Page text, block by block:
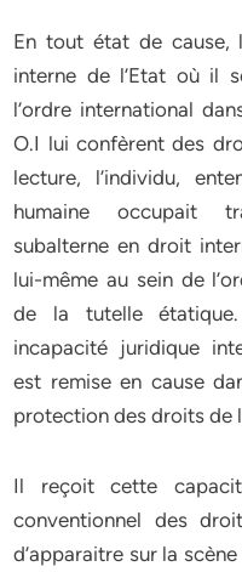
En tout état de cause,
interne de l’Etat où il
l’ordre international
O.I lui confèrent des
lecture, l’individu,
humaine occupait
subalterne en droit
lui-même au sein de
de la tutelle
incapacité juridique
est remise en cause
protection des droits de
Il reçoit cette
conventionnel des
d’apparaitre sur la